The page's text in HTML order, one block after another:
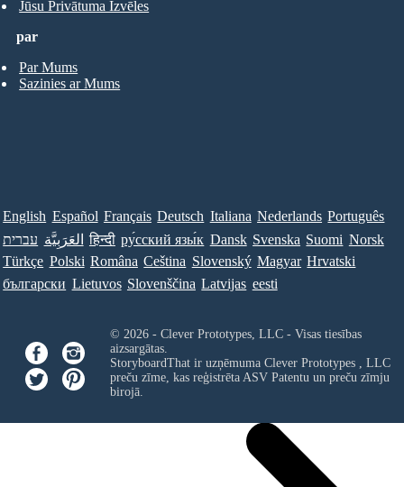
par
Par Mums
Sazinies ar Mums
Jūsu Privātuma Izvēles
English Español Français Deutsch Italiana Nederlands Português
עברית العَرَبِيَّة हिन्दी ру́сский язы́к Dansk Svenska Suomi Norsk
Türkçe Polski Româna Ceština Slovenský Magyar Hrvatski
български Lietuvos Slovenščina Latvijas eesti
© 2026 - Clever Prototypes, LLC - Visas tiesības
aizsargātas.
StoryboardThat ir uzņēmuma Clever Prototypes , LLC
preču zīme, kas reģistrēta ASV Patentu un preču zīmju
birojā.